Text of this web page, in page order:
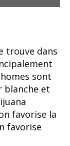
trouve dans
sont
blanche et
favorise la
favorise